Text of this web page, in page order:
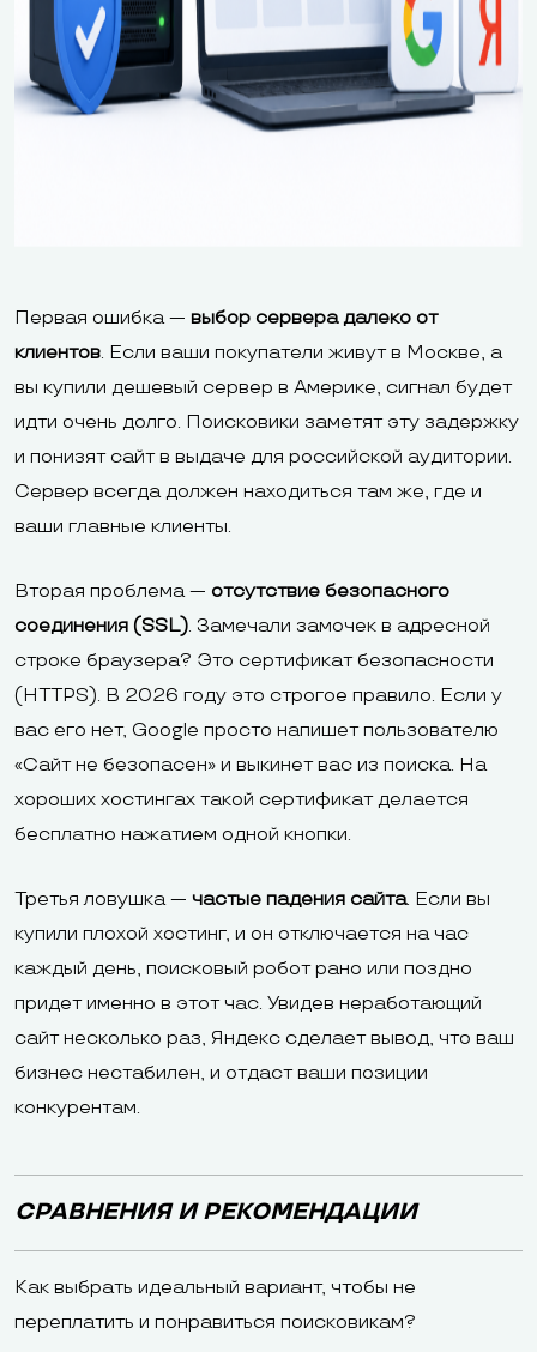
Первая ошибка — выбор сервера далеко от
клиентов. Если ваши покупатели живут в Москве, а
вы купили дешевый сервер в Америке, сигнал будет
идти очень долго. Поисковики заметят эту задержку
и понизят сайт в выдаче для российской аудитории.
Сервер всегда должен находиться там же, где и
ваши главные клиенты.
Вторая проблема — отсутствие безопасного
соединения (SSL). Замечали замочек в адресной
строке браузера? Это сертификат безопасности
(HTTPS). В 2026 году это строгое правило. Если у
вас его нет, Google просто напишет пользователю
«Сайт не безопасен» и выкинет вас из поиска. На
хороших хостингах такой сертификат делается
бесплатно нажатием одной кнопки.
Третья ловушка — частые падения сайта. Если вы
купили плохой хостинг, и он отключается на час
каждый день, поисковый робот рано или поздно
придет именно в этот час. Увидев неработающий
сайт несколько раз, Яндекс сделает вывод, что ваш
бизнес нестабилен, и отдаст ваши позиции
конкурентам.
СРАВНЕНИЯ И РЕКОМЕНДАЦИИ
Как выбрать идеальный вариант, чтобы не
переплатить и понравиться поисковикам?